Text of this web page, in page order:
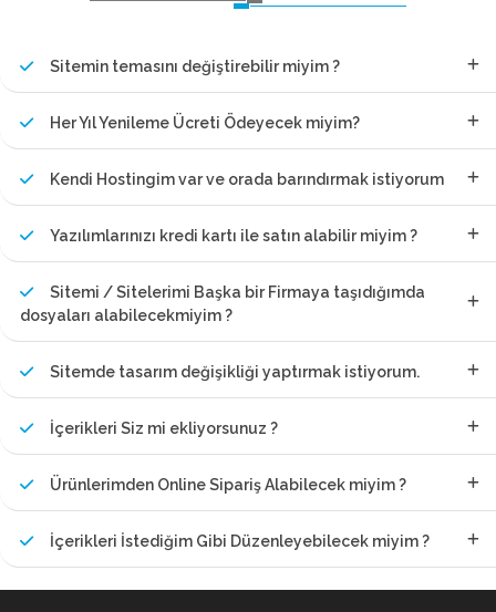
Sitemin temasını değiştirebilir miyim ?
Her Yıl Yenileme Ücreti Ödeyecek miyim?
Kendi Hostingim var ve orada barındırmak istiyorum
Yazılımlarınızı kredi kartı ile satın alabilir miyim ?
Sitemi / Sitelerimi Başka bir Firmaya taşıdığımda
dosyaları alabilecekmiyim ?
Sitemde tasarım değişikliği yaptırmak istiyorum.
İçerikleri Siz mi ekliyorsunuz ?
Ürünlerimden Online Sipariş Alabilecek miyim ?
İçerikleri İstediğim Gibi Düzenleyebilecek miyim ?